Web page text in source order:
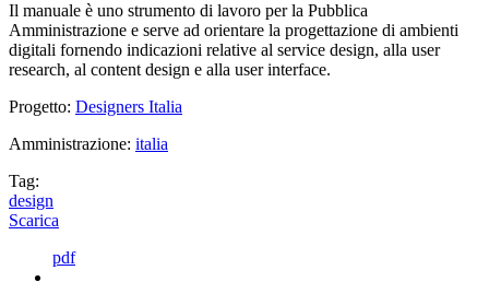
Il manuale è uno strumento di lavoro per la Pubblica
Amministrazione e serve ad orientare la progettazione di ambienti
digitali fornendo indicazioni relative al service design, alla user
research, al content design e alla user interface.
Progetto: Designers Italia
Amministrazione: italia
Tag:
design
Scarica
pdf